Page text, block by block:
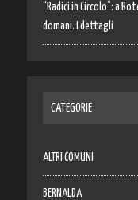
“Radici in Circolo”: a
domani. I dettagli
CATEGORIE
ALTRI COMUNI
BERNALDA